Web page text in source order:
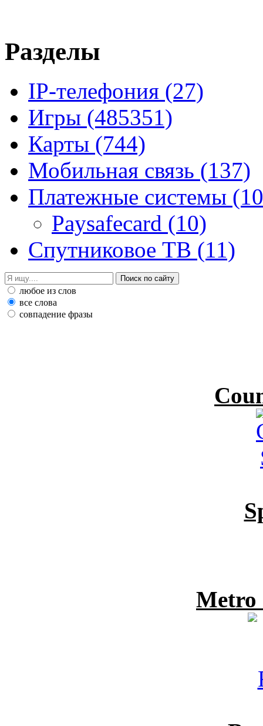
Разделы
IP-телефония (27)
Игры (485351)
Карты (744)
Мобильная связь (137)
Платежные системы
Paysafecard (10)
Спутниковое ТВ (11)
любое из слов
все слова
совпадение фразы
Metro